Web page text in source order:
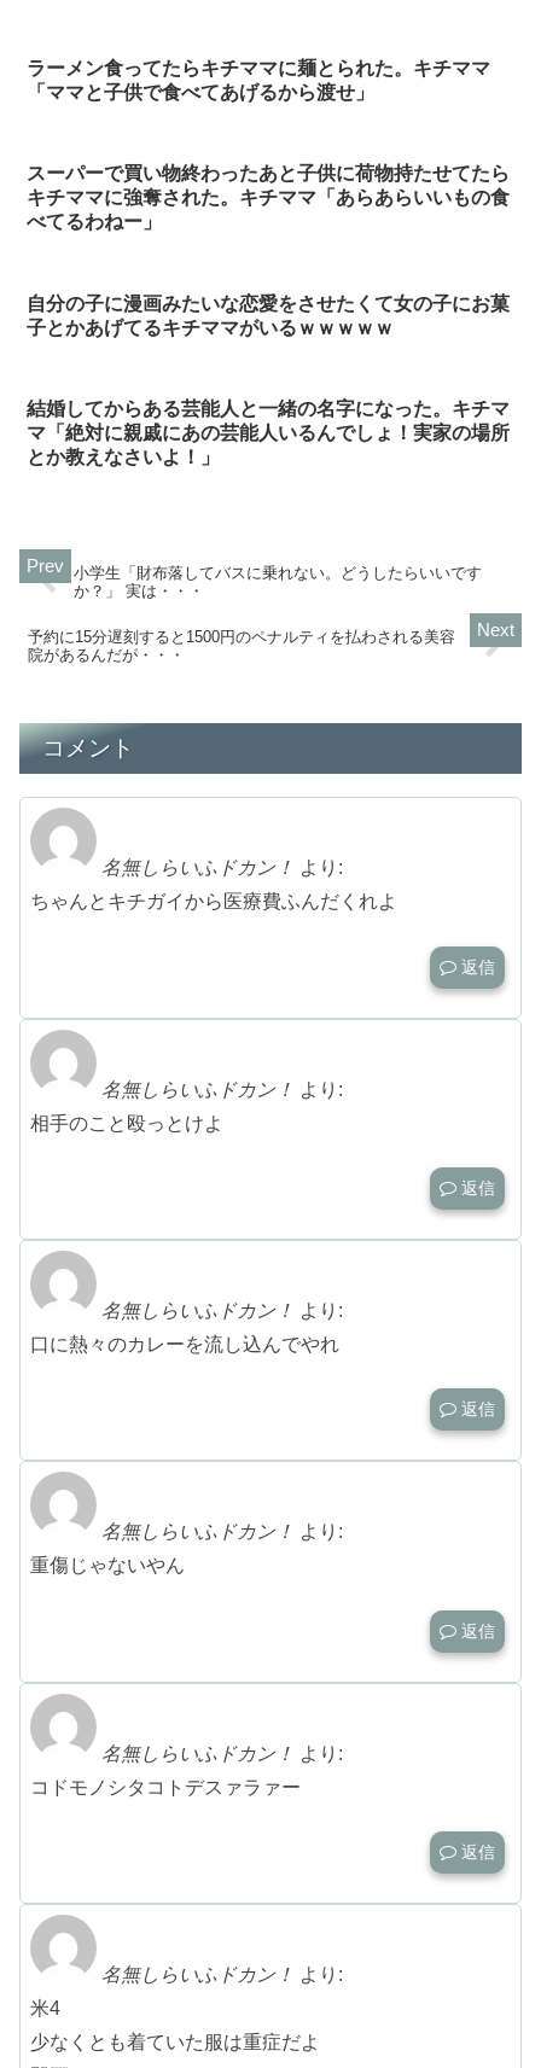
ラーメン食ってたらキチママに麺とられた。キチママ
「ママと子供で食べてあげるから渡せ」
スーパーで買い物終わったあと子供に荷物持たせてたら
キチママに強奪された。キチママ「あらあらいいもの食
べてるわねー」
自分の子に漫画みたいな恋愛をさせたくて女の子にお菓
子とかあげてるキチママがいるｗｗｗｗｗ
結婚してからある芸能人と一緒の名字になった。キチマ
マ「絶対に親戚にあの芸能人いるんでしょ！実家の場所
とか教えなさいよ！」
小学生「財布落してバスに乗れない。どうしたらいいです
か？」 実は・・・
予約に15分遅刻すると1500円のペナルティを払わされる美容
院があるんだが・・・
コメント
名無しらいふドカン！ より:
ちゃんとキチガイから医療費ふんだくれよ
返信
名無しらいふドカン！ より:
相手のこと殴っとけよ
返信
名無しらいふドカン！ より:
口に熱々のカレーを流し込んでやれ
返信
名無しらいふドカン！ より:
重傷じゃないやん
返信
名無しらいふドカン！ より:
コドモノシタコトデスァラァー
返信
名無しらいふドカン！ より:
米4
少なくとも着ていた服は重症だよ